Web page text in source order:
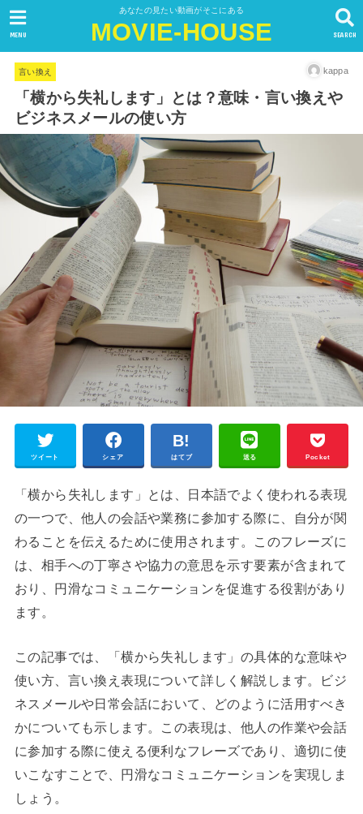
あなたの見たい動画がそこにある
MOVIE-HOUSE SEARCH
MENU
言い換え kappa
「横から失礼します」とは？意味・言い換えや
ビジネスメールの使い方
ツイート シェア はてブ 送る Pocket
「横から失礼します」とは、日本語でよく使われる表現
の一つで、他人の会話や業務に参加する際に、自分が関
わることを伝えるために使用されます。このフレーズに
は、相手への丁寧さや協力の意思を示す要素が含まれて
おり、円滑なコミュニケーションを促進する役割があり
ます。
この記事では、「横から失礼します」の具体的な意味や
使い方、言い換え表現について詳しく解説します。ビジ
ネスメールや日常会話において、どのように活用すべき
かについても示します。この表現は、他人の作業や会話
に参加する際に使える便利なフレーズであり、適切に使
いこなすことで、円滑なコミュニケーションを実現しま
しょう。